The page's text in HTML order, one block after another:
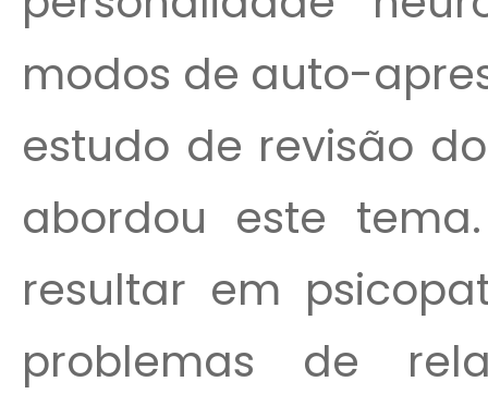
modos de auto-
estudo de revisão
abordou este
resultar em
problemas de